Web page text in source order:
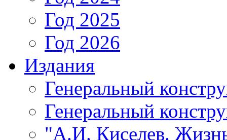
Год 2025
Год 2026
Издания
Генеральный
Генеральный
"А.И. Киселев.